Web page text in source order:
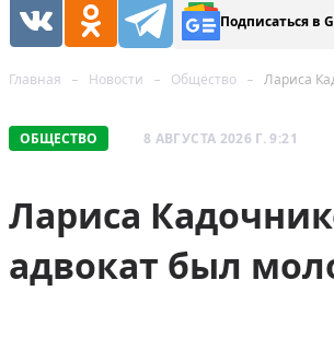
Подписаться в
Главная Новости Общество Лариса
ОБЩЕСТВО 8 АВГУСТА 2026 Г. 9:21
Лариса
адвокат был